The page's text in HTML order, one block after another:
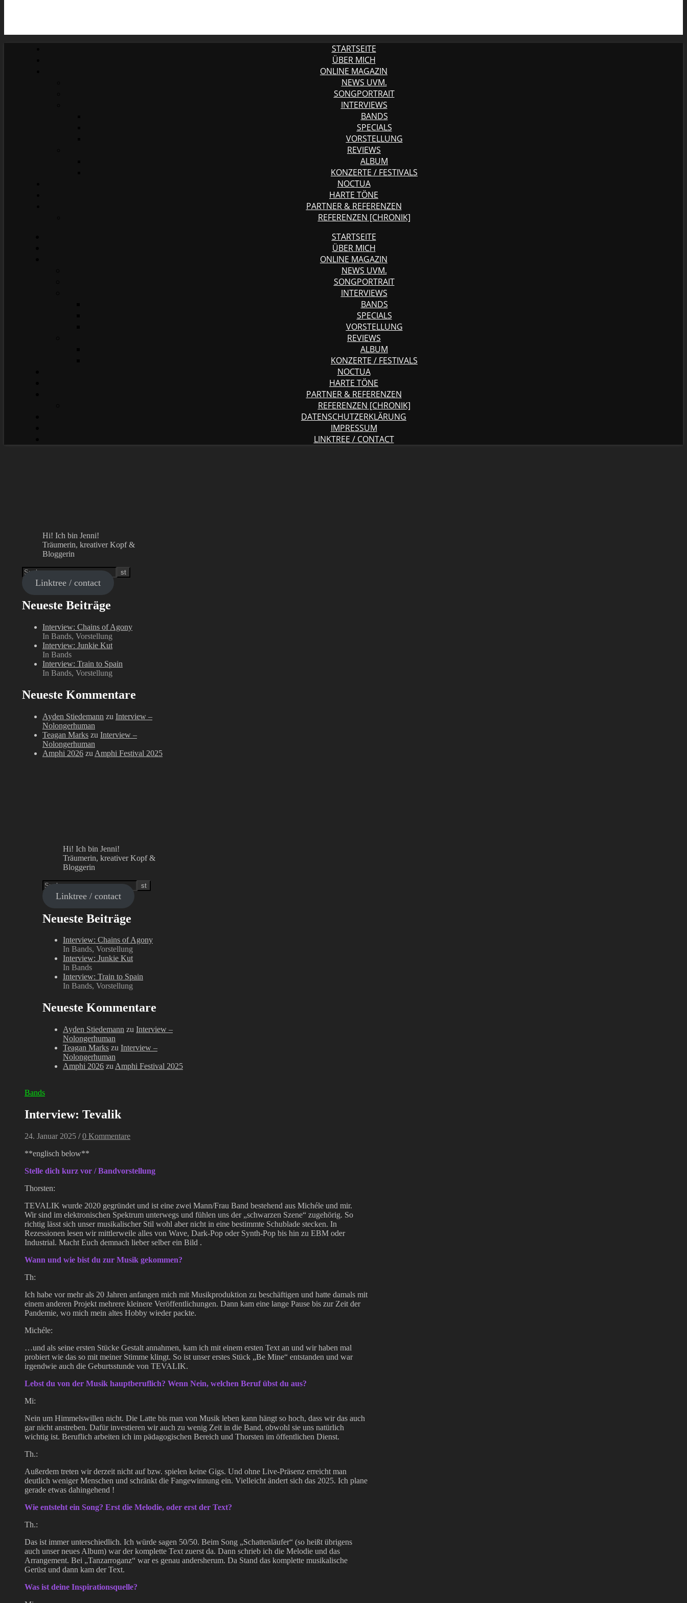
STARTSEITE
ÜBER MICH
ONLINE MAGAZIN
NEWS UVM.
SONGPORTRAIT
INTERVIEWS
BANDS
SPECIALS
VORSTELLUNG
REVIEWS
ALBUM
KONZERTE / FESTIVALS
NOCTUA
HARTE TÖNE
PARTNER & REFERENZEN
REFERENZEN [CHRONIK]
STARTSEITE
ÜBER MICH
ONLINE MAGAZIN
NEWS UVM.
SONGPORTRAIT
INTERVIEWS
BANDS
SPECIALS
VORSTELLUNG
REVIEWS
ALBUM
KONZERTE / FESTIVALS
NOCTUA
HARTE TÖNE
PARTNER & REFERENZEN
REFERENZEN [CHRONIK]
DATENSCHUTZERKLÄRUNG
IMPRESSUM
LINKTREE / CONTACT
Hi! Ich bin Jenni!
Träumerin, kreativer Kopf &
Bloggerin
Linktree / contact
Neueste Beiträge
Interview: Chains of Agony
In Bands, Vorstellung
Interview: Junkie Kut
In Bands
Interview: Train to Spain
In Bands, Vorstellung
Neueste Kommentare
Ayden Stiedemann zu Interview –
Nolongerhuman
Teagan Marks zu Interview –
Nolongerhuman
Amphi 2026 zu Amphi Festival 2025
Hi! Ich bin Jenni!
Träumerin, kreativer Kopf &
Bloggerin
Linktree / contact
Neueste Beiträge
Interview: Chains of Agony
In Bands, Vorstellung
Interview: Junkie Kut
In Bands
Interview: Train to Spain
In Bands, Vorstellung
Neueste Kommentare
Ayden Stiedemann zu Interview –
Nolongerhuman
Teagan Marks zu Interview –
Nolongerhuman
Amphi 2026 zu Amphi Festival 2025
Bands
Interview: Tevalik
24. Januar 2025 / 0 Kommentare
**englisch below**
Stelle dich kurz vor / Bandvorstellung
Thorsten:
TEVALIK wurde 2020 gegründet und ist eine zwei Mann/Frau Band bestehend aus Michéle und mir.
Wir sind im elektronischen Spektrum unterwegs und fühlen uns der „schwarzen Szene“ zugehörig. So
richtig lässt sich unser musikalischer Stil wohl aber nicht in eine bestimmte Schublade stecken. In
Rezessionen lesen wir mittlerweile alles von Wave, Dark-Pop oder Synth-Pop bis hin zu EBM oder
Industrial. Macht Euch demnach lieber selber ein Bild .
Wann und wie bist du zur Musik gekommen?
Th:
Ich habe vor mehr als 20 Jahren anfangen mich mit Musikproduktion zu beschäftigen und hatte damals mit
einem anderen Projekt mehrere kleinere Veröffentlichungen. Dann kam eine lange Pause bis zur Zeit der
Pandemie, wo mich mein altes Hobby wieder packte.
Michéle:
…und als seine ersten Stücke Gestalt annahmen, kam ich mit einem ersten Text an und wir haben mal
probiert wie das so mit meiner Stimme klingt. So ist unser erstes Stück „Be Mine“ entstanden und war
irgendwie auch die Geburtsstunde von TEVALIK.
Lebst du von der Musik hauptberuflich? Wenn Nein, welchen Beruf übst du aus?
Mi:
Nein um Himmelswillen nicht. Die Latte bis man von Musik leben kann hängt so hoch, dass wir das auch
gar nicht anstreben. Dafür investieren wir auch zu wenig Zeit in die Band, obwohl sie uns natürlich
wichtig ist. Beruflich arbeiten ich im pädagogischen Bereich und Thorsten im öffentlichen Dienst.
Th.:
Außerdem treten wir derzeit nicht auf bzw. spielen keine Gigs. Und ohne Live-Präsenz erreicht man
deutlich weniger Menschen und schränkt die Fangewinnung ein. Vielleicht ändert sich das 2025. Ich plane
gerade etwas dahingehend !
Wie entsteht ein Song? Erst die Melodie, oder erst der Text?
Th.:
Das ist immer unterschiedlich. Ich würde sagen 50/50. Beim Song „Schattenläufer“ (so heißt übrigens
auch unser neues Album) war der komplette Text zuerst da. Dann schrieb ich die Melodie und das
Arrangement. Bei „Tanzarroganz“ war es genau andersherum. Da Stand das komplette musikalische
Gerüst und dann kam der Text.
Was ist deine Inspirationsquelle?